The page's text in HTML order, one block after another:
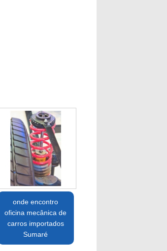
onde encontro
oficina mecânica de
carros importados
Sumaré